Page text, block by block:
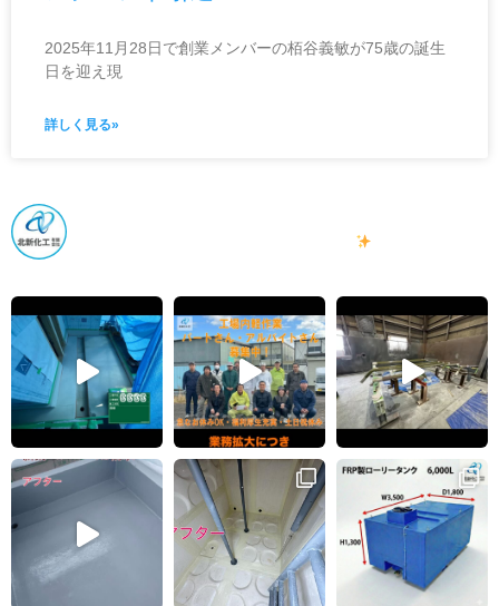
2025年11月28日で創業メンバーの栢谷義敏が75歳の誕生
日を迎え現
詳しく見る»